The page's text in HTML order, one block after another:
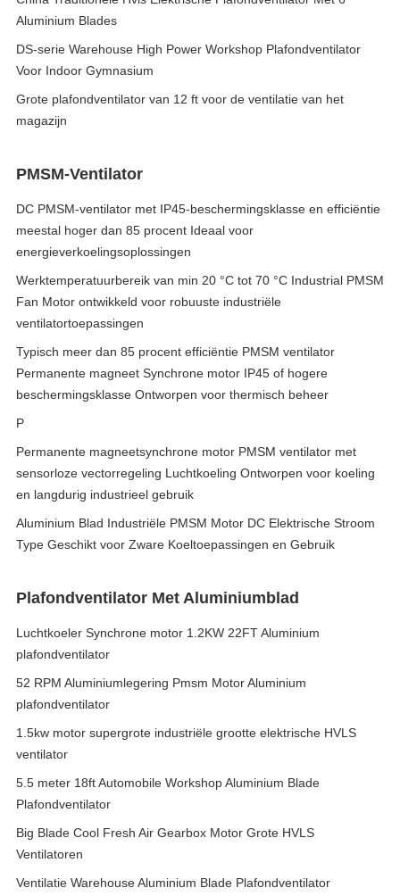
Aluminium Blades
DS-serie Warehouse High Power Workshop Plafondventilator
Voor Indoor Gymnasium
Grote plafondventilator van 12 ft voor de ventilatie van het
magazijn
PMSM-Ventilator
DC PMSM-ventilator met IP45-beschermingsklasse en efficiëntie
meestal hoger dan 85 procent Ideaal voor
energieverkoelingsoplossingen
Werktemperatuurbereik van min 20 °C tot 70 °C Industrial PMSM
Fan Motor ontwikkeld voor robuuste industriële
ventilatortoepassingen
Typisch meer dan 85 procent efficiëntie PMSM ventilator
Permanente magneet Synchrone motor IP45 of hogere
beschermingsklasse Ontworpen voor thermisch beheer
P
Permanente magneetsynchrone motor PMSM ventilator met
sensorloze vectorregeling Luchtkoeling Ontworpen voor koeling
en langdurig industrieel gebruik
Aluminium Blad Industriële PMSM Motor DC Elektrische Stroom
Type Geschikt voor Zware Koeltoepassingen en Gebruik
Plafondventilator Met Aluminiumblad
Luchtkoeler Synchrone motor 1.2KW 22FT Aluminium
plafondventilator
52 RPM Aluminiumlegering Pmsm Motor Aluminium
plafondventilator
1.5kw motor supergrote industriële grootte elektrische HVLS
ventilator
5.5 meter 18ft Automobile Workshop Aluminium Blade
Plafondventilator
Big Blade Cool Fresh Air Gearbox Motor Grote HVLS
Ventilatoren
Ventilatie Warehouse Aluminium Blade Plafondventilator